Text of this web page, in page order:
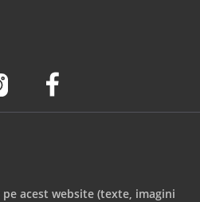
acest website (texte, imagini